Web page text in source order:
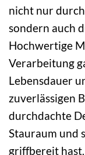
nicht nur
sondern auch
Hochwertige
Verarbeitung
Lebensdauer
zuverlässigen
durchdachte
Stauraum und
griffbereit